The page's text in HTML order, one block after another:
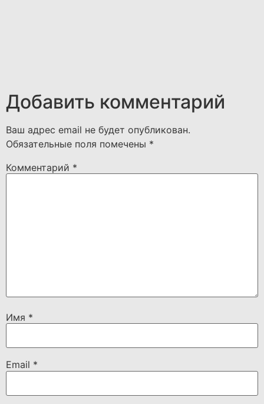
Добавить комментарий
Ваш адрес email не будет опубликован.
Обязательные поля помечены *
Комментарий *
Имя *
Email *